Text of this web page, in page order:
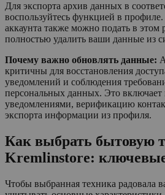
Для экспорта архив данных в
воспользуйтесь функцией в
аккаунта также можно подать в этом
полностью удалить ваши данные из
Почему важно обновлять данные:
критичны для восстановления
уведомлений и соблюдения
персональных данных. Это включает
уведомлениями, верификацию
экспорта информации из профиля.
Как выбрать бытовую
Kremlinstore:
Чтобы выбранная техника радовала